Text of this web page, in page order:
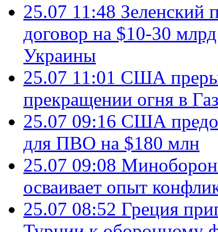
25.07 11:48 Зеленский
договор на $10-30
Украины
25.07 11:01 США
прекращении огня в
25.07 09:16 США
для ПВО на $180 млн
25.07 09:08
осваивает опыт
25.07 08:52 Греция